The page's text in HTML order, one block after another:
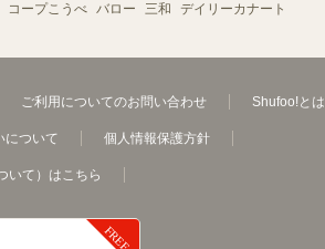
コープこうべ バロー 三和 デイリーカナート
ご利用についてのお問い合わせ Shufoo!とは
について 個人情報保護方針
いて）はこちら